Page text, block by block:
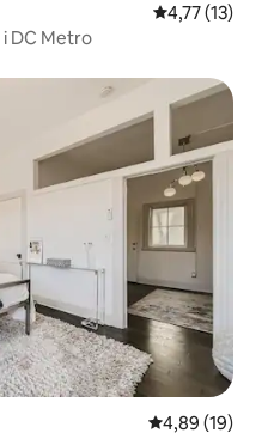
4,77 ud af 5
4,77 (13)
DC Metro
4,89 ud af 5 i
4,89 (19)